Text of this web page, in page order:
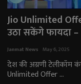
खेल
राजनीति
मनोरंजन
Jio Unlimited
उठा सकेंगे फायदा –
Janmat News May 6, 2025
देश की अग्रणी टेलीकॉम
Unlimited Offer ...